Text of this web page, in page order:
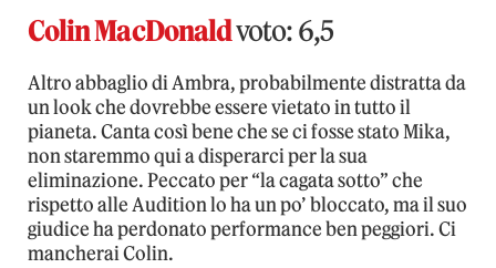
Colin MacDonaldvoto: 6,5
Altro abbaglio di Ambra, probabilmente distratta da
un look che dovrebbe essere vietato in tutto il
pianeta. Canta così bene che se ci fosse stato Mika,
non staremmo qui a disperarci per la sua
eliminazione. Peccato per “la cagata sotto” che
rispetto alle Audition lo ha un po’ bloccato, ma il suo
giudice ha perdonato performance ben peggiori. Ci
mancherai Colin.